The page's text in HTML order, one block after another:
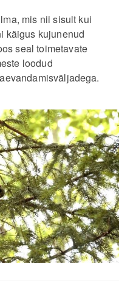
mis nii sisult kui
käigus kujunenud
seal toimetavate
loodud